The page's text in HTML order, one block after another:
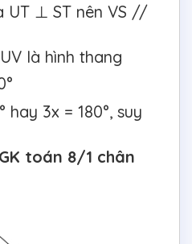
UT ⊥ ST nên VS //
là hình thang
hay 3x = 180°, suy
toán 8/1 chân